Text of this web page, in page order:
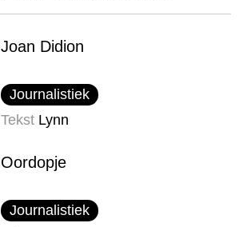
Joan Didion
Journalistiek
Tekst Lynn
Oordopje
Journalistiek